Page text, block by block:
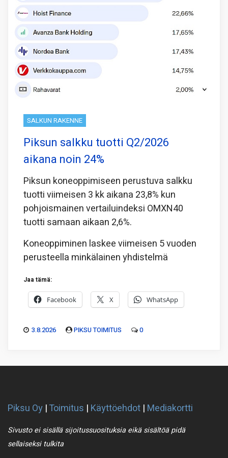
SALKUN RAKENNE
Piksun salkku tuotti Q2/2026
aikana noin 24%
Piksun koneoppimiseen perustuva salkku
tuotti viimeisen 3 kk aikana 23,8% kun
pohjoismainen vertailuindeksi OMXN40
tuotti samaan aikaan 2,6%.
Koneoppiminen laskee viimeisen 5 vuoden
perusteella minkälainen yhdistelmä
Jaa tämä:
Facebook X WhatsApp
3.8.2026 PIKSU TOIMITUS 0
Piksu Oy |Toimitus | Käyttöehdot | Mediakortti
Sivusto ei sisällä sijoitussuosituksia eikä sisältöä pidä
sellaiseksi tulkita